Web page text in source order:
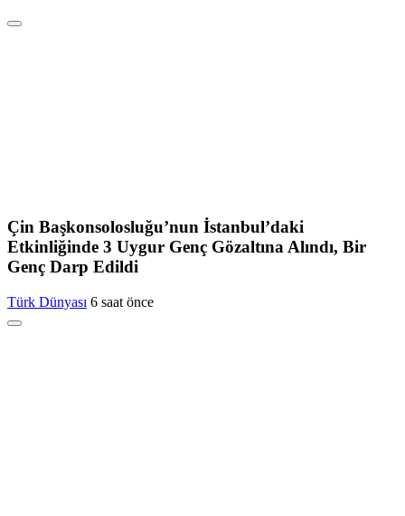
Çin Başkonsolosluğu’nun İstanbul’daki
Etkinliğinde 3 Uygur Genç Gözaltına Alındı, Bir
Genç Darp Edildi
Türk Dünyası 6 saat önce